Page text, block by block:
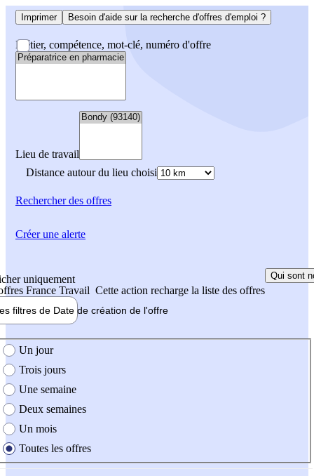
Imprimer Besoin d'aide sur la recherche d'offres d'emploi ?
Métier, compétence, mot-clé, numéro d'offre
Lieu de travail
Distance autour du lieu choisi
Rechercherdes offres
uniquement
France Travail Cette action recharge la liste des offres
Qui sont
filtres de Date de création de l'offre
création de l'offre
Un jour
Trois jours
Une semaine
Deux semaines
Un mois
Toutes les offres
Créer une alerte